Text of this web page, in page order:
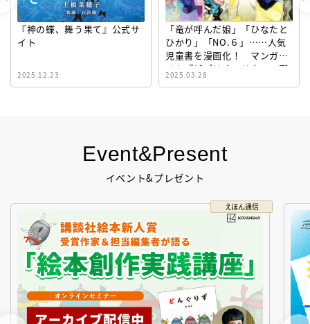
Event&Present
イベント&プレゼント
えほん通信
『神の蝶、舞う果て』公式サ
イト
2025.12.23
「竜が呼んだ娘」「ひなたと
ひかり」「NO.６」……人気
児童書を漫画化！ マンガサ
イト『ビブリオシリウス』誕
生！
2025.03.28